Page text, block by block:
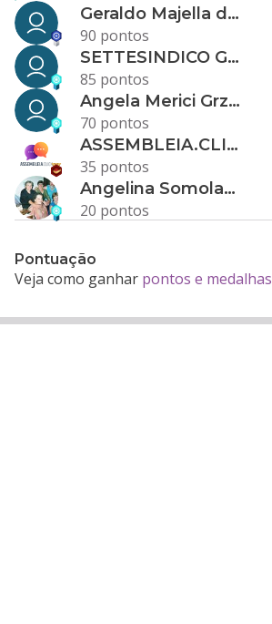
Geraldo Majella da Silva
90 pontos
SETTESINDICO GOVERNANÇA CONDOMINIAL
85 pontos
Angela Merici Grzybowski
70 pontos
ASSEMBLEIA.CLICK
35 pontos
Angelina Somolanji R. Oliveira
20 pontos
Pontuação
Veja como ganhar pontos e medalhas